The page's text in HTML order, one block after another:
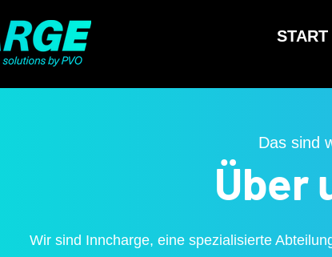
START
Das sind
Über
Wir sind Inncharge, eine spezialisierte